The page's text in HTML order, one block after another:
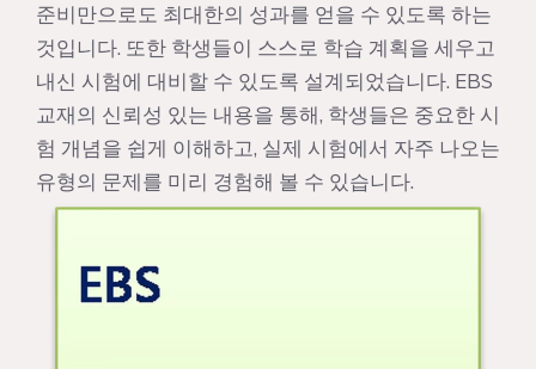
준비만으로도 최대한의 성과를 얻을 수 있도록 하는
것입니다. 또한 학생들이 스스로 학습 계획을 세우고
내신 시험에 대비할 수 있도록 설계되었습니다. EBS
교재의 신뢰성 있는 내용을 통해, 학생들은 중요한 시
험 개념을 쉽게 이해하고, 실제 시험에서 자주 나오는
유형의 문제를 미리 경험해 볼 수 있습니다.